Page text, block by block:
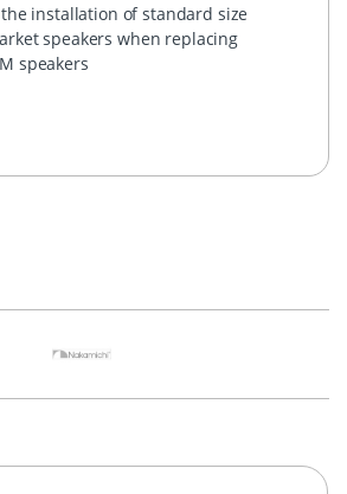
installation of standard size
speakers when replacing
speakers